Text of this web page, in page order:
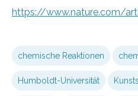
https://www.nature.com/
chemische Reaktionen
Humboldt-Universität